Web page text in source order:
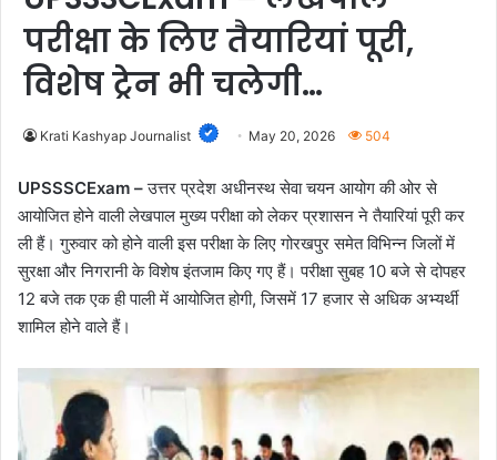
परीक्षा के लिए तैयारियां पूरी,
विशेष ट्रेन भी चलेगी…
Krati Kashyap Journalist May 20, 2026 504
UPSSSCExam –उत्तर प्रदेश अधीनस्थ सेवा चयन आयोग की ओर से
आयोजित होने वाली लेखपाल मुख्य परीक्षा को लेकर प्रशासन ने तैयारियां पूरी कर
ली हैं। गुरुवार को होने वाली इस परीक्षा के लिए गोरखपुर समेत विभिन्न जिलों में
सुरक्षा और निगरानी के विशेष इंतजाम किए गए हैं। परीक्षा सुबह 10 बजे से दोपहर
12 बजे तक एक ही पाली में आयोजित होगी, जिसमें 17 हजार से अधिक अभ्यर्थी
शामिल होने वाले हैं।